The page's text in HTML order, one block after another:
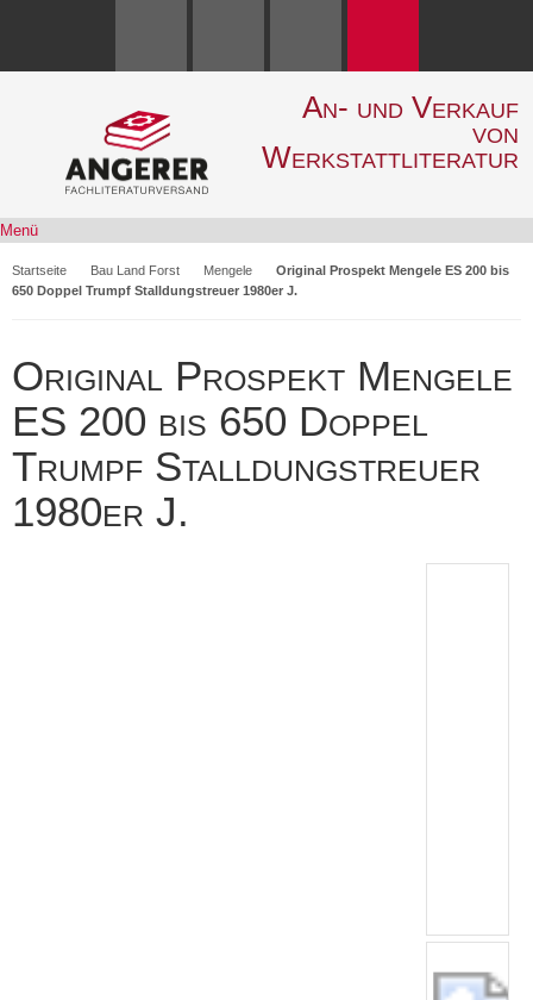
An- und Verkauf
von
Werkstattliteratur
Menü
Startseite Bau Land Forst Mengele
Original Prospekt Mengele ES 200 bis
650 Doppel Trumpf Stalldungstreuer 1980er J.
Original Prospekt Mengele
ES 200 bis 650 Doppel
Trumpf Stalldungstreuer
1980er J.